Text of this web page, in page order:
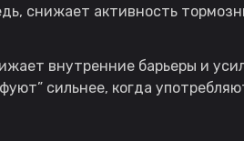
снижает активность
внутренние барьеры и
сильнее, когда